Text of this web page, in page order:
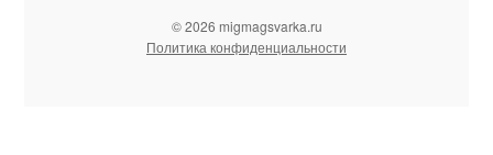
© 2026 migmagsvarka.ru
Политика конфиденциальности